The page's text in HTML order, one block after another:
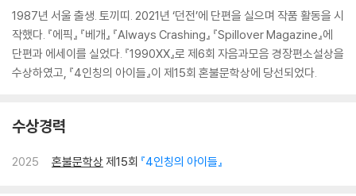
1987년 서울 출생. 토끼띠. 2021년 ‘던전’에 단편을 실으며 작품 활동을 시
작했다. 『에픽』 『베개』 『Always Crashing』 『Spillover Magazine』에
단편과 에세이를 실었다. 『1990XX』로 제6회 자음과모음 경장편소설상을
수상하였고, 『4인칭의 아이들』이 제15회 혼불문학상에 당선되었다.
수상경력
2025 혼불문학상 제15회 『4인칭의 아이들』